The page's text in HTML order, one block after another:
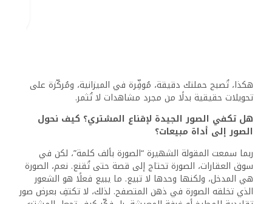
بسيط، يخلق تجربة مشاهدة شبيهة بالزيارة الميدانية.
ما هو المحتوى الأذكى الذي يجب أن يصاحب الإعلانات؟
ولماذا يعتبر عنصرًا حاسمًا في البيع؟
في كثير من الأحيان، تفشل حملات إعادة البيع العقاري لأنها
تعتمد على نشر إعلان واحد متكرر، دون تقديم محتوى مكمّل
يهيئ العميل نفسيًا وعمليًا لاتخاذ القرار. والحقيقة أن العقارات
– خاصة في سوق إعادة البيع – لا تُباع بالضغط، بل بالإقناع
المتدرج.